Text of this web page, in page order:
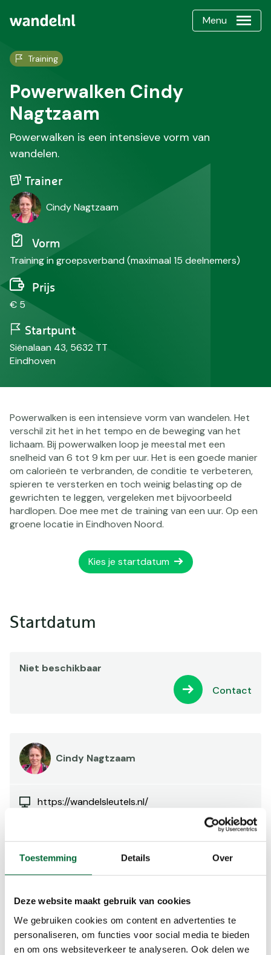
Toestemming Details Over
Deze website maakt gebruik van cookies
We gebruiken cookies om content en advertenties te
personaliseren, om functies voor social media te bieden
en om ons websiteverkeer te analyseren. Ook delen we
Menu
Training
Powerwalken Cindy
Nagtzaam
Powerwalken is een intensieve vorm van
wandelen.
Trainer
Cindy Nagtzaam
Vorm
Training in groepsverband (maximaal 15 deelnemers)
Prijs
€ 5
Startpunt
Siënalaan 43, 5632 TT
Eindhoven
Powerwalken is een intensieve vorm van wandelen. Het
verschil zit het in het tempo en de beweging van het
lichaam. Bij powerwalken loop je meestal met een
snelheid van 6 tot 9 km per uur. Het is een goede manier
om calorieën te verbranden, de conditie te verbeteren,
spieren te versterken en toch weinig belasting op de
gewrichten te leggen, vergeleken met bijvoorbeeld
hardlopen. Doe mee met de training van een uur. Op een
groene locatie in Eindhoven Noord.
Kies je startdatum
Startdatum
Niet beschikbaar
Contact
Cindy Nagtzaam
https://wandelsleutels.nl/
Type training
Conditie / Sportief